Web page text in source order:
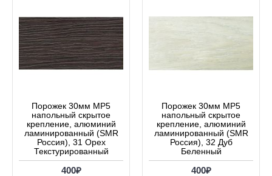
Порожек 30мм МР5
напольный скрытое
крепление, алюминий
ламинированный (SMR
Россия), 31 Орех
Текстурированный
400₽
Порожек 30мм МР5
напольный скрытое
крепление, алюминий
ламинированный (SMR
Россия), 32 Дуб
Беленный
400₽